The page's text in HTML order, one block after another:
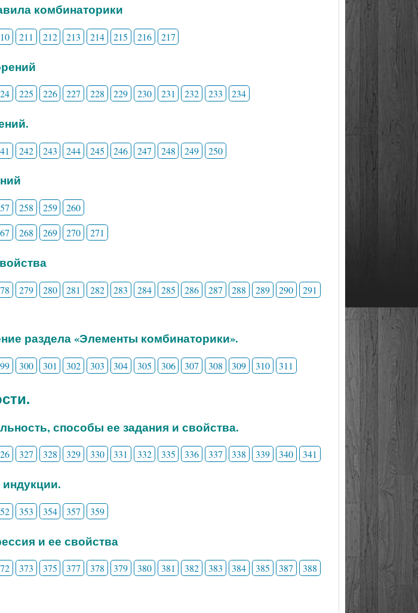
комбинаторики
211 212 213 214 215 216 217
225 226 227 228 229 230 231 232 233 234
242 243 244 245 246 247 248 249 250
258 259
260
268 269 270 271
279 280 281 282 283 284 285 286 287 288 289 290
291
раздела «Элементы комбинаторики».
300 301 302 303 304 305 306 307 308 309 310 311
способы ее задания и свойства.
327 328 329 330 331 332 335 336 337 338 339 340 341
353 354 357 359
и ее свойства
373 375 377 378 379 380 381 382 383 384 385 387
388